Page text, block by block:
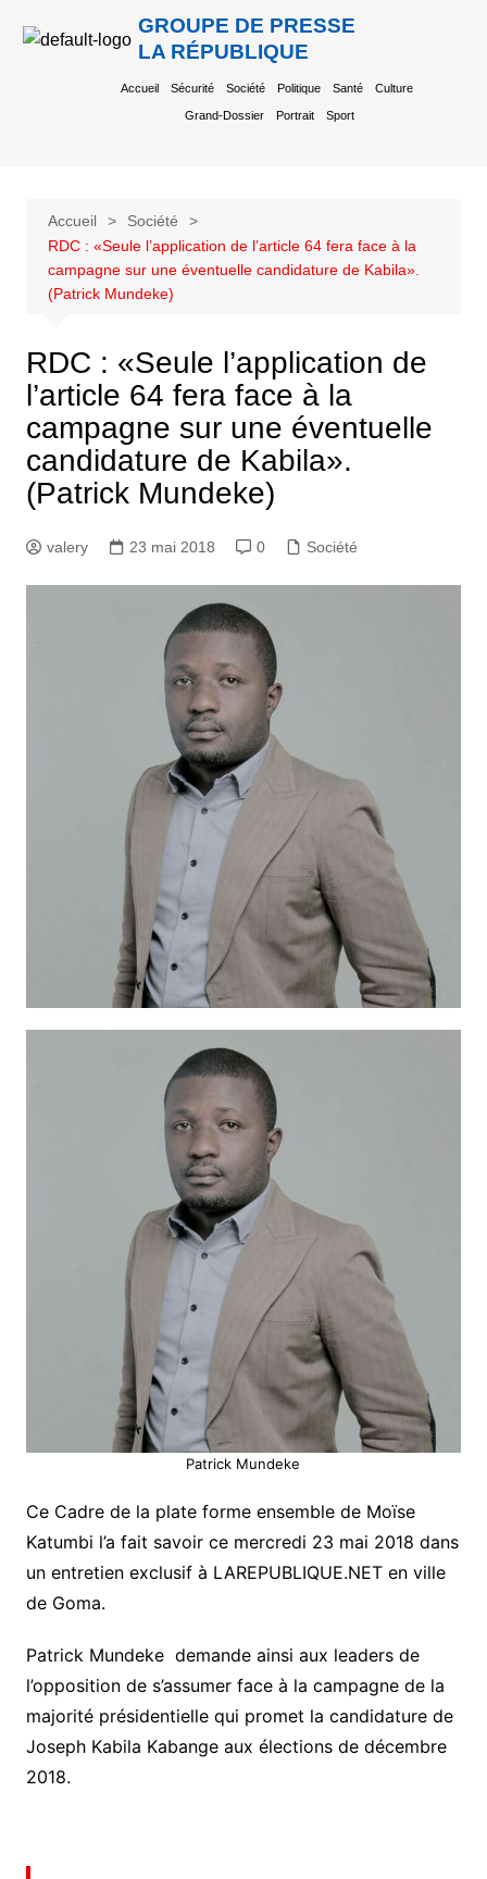
GROUPE DE PRESSE
LA RÉPUBLIQUE
Accueil Sécurité Société Politique Santé Culture
Grand-Dossier Portrait Sport
Accueil
Société
RDC : «Seule l’application de l’article 64 fera face à la
campagne sur une éventuelle candidature de Kabila».
(Patrick Mundeke)
RDC : «Seule l’application de
l’article 64 fera face à la
campagne sur une éventuelle
candidature de Kabila».
(Patrick Mundeke)
valery 23 mai 2018 0 Société
Patrick Mundeke
Ce Cadre de la plate forme ensemble de Moïse
Katumbi l’a fait savoir ce mercredi 23 mai 2018 dans
un entretien exclusif à LAREPUBLIQUE.NET en ville
de Goma.
Patrick Mundeke demande ainsi aux leaders de
l’opposition de s’assumer face à la campagne de la
majorité présidentielle qui promet la candidature de
Joseph Kabila Kabange aux élections de décembre
2018.